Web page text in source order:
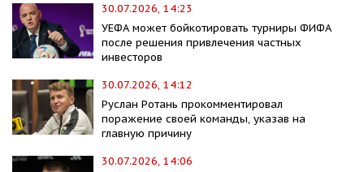
30.07.2026, 14:23
УЕФА может бойкотировать турниры ФИФА
после решения привлечения частных
инвесторов
30.07.2026, 14:12
Руслан Ротань прокомментировал
поражение своей команды, указав на
главную причину
30.07.2026, 14:06